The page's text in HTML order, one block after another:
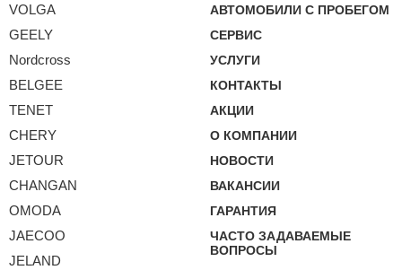
VOLGA
GEELY
Nordcross
BELGEE
TENET
CHERY
JETOUR
CHANGAN
OMODA
JAECOO
JELAND
АВТОМОБИЛИ С ПРОБЕГОМ
СЕРВИС
УСЛУГИ
КОНТАКТЫ
АКЦИИ
О КОМПАНИИ
НОВОСТИ
ВАКАНСИИ
ГАРАНТИЯ
ЧАСТО ЗАДАВАЕМЫЕ
ВОПРОСЫ